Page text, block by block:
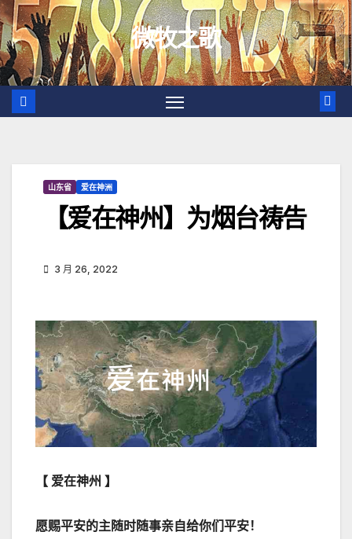
跳
至
内
容
微牧之歌
山东省 爱在神洲
【爱在神州】为烟台祷告
3 月 26, 2022
【 爱在神州 】
愿赐平安的主随时随事亲自给你们平安！